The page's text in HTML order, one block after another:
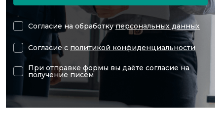
Согласие на обработкуперсональных данных
Согласие с политикой конфиденциальности
При отправке формы вы даёте согласие на
получение писем